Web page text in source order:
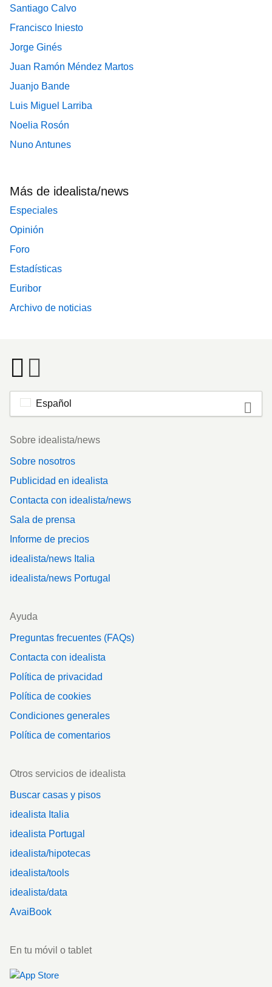
Santiago Calvo
Francisco Iniesto
Jorge Ginés
Juan Ramón Méndez Martos
Juanjo Bande
Luis Miguel Larriba
Noelia Rosón
Nuno Antunes
Más de idealista/news
Especiales
Opinión
Foro
Estadísticas
Euribor
Archivo de noticias
Español
Footer
Sobre idealista/news
Sobre nosotros
Publicidad en idealista
Contacta con idealista/news
Sala de prensa
Informe de precios
idealista/news Italia
idealista/news Portugal
Ayuda
Preguntas frecuentes (FAQs)
Contacta con idealista
Política de privacidad
Política de cookies
Condiciones generales
Política de comentarios
Otros servicios de idealista
Buscar casas y pisos
idealista Italia
idealista Portugal
idealista/hipotecas
idealista/tools
idealista/data
AvaiBook
En tu móvil o tablet